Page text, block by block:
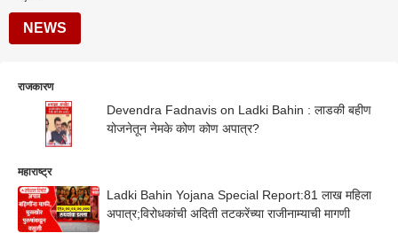
NEWS
राजकारण
Devendra Fadnavis on Ladki Bahin : लाडकी बहीण
योजनेतून नेमके कोण कोण अपात्र?
महाराष्ट्र
Ladki Bahin Yojana Special Report:81 लाख महिला
अपात्र;विरोधकांची अदिती तटकरेंच्या राजीनाम्याची मागणी